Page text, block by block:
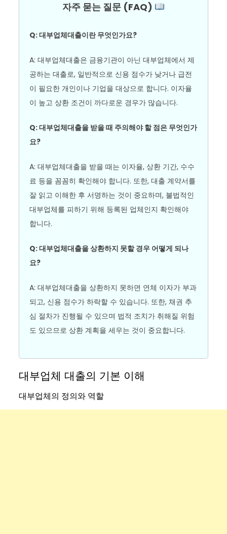
자주 묻는 질문 (FAQ)
Q: 대부업체대출이란 무엇인가요?
A: 대부업체대출은 금융기관이 아닌 대부업체에서 제
공하는 대출로, 일반적으로 신용 점수가 낮거나 급전
이 필요한 개인이나 기업을 대상으로 합니다. 이자율
이 높고 상환 조건이 까다로운 경우가 많습니다.
Q: 대부업체대출을 받을 때 주의해야 할 점은 무엇인가
요?
A: 대부업체대출을 받을 때는 이자율, 상환 기간, 수수
료 등을 꼼꼼히 확인해야 합니다. 또한, 대출 계약서를
잘 읽고 이해한 후 서명하는 것이 중요하며, 불법적인
대부업체를 피하기 위해 등록된 업체인지 확인해야
합니다.
Q: 대부업체대출을 상환하지 못할 경우 어떻게 되나
요?
A: 대부업체대출을 상환하지 못하면 연체 이자가 부과
되고, 신용 점수가 하락할 수 있습니다. 또한, 채권 추
심 절차가 진행될 수 있으며 법적 조치가 취해질 위험
도 있으므로 상환 계획을 세우는 것이 중요합니다.
대부업체 대출의 기본 이해
대부업체의 정의와 역할